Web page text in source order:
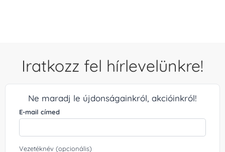
Iratkozz fel hírlevelünkre!
Ne maradj le újdonságainkról, akcióinkról!
E-mail címed
Vezetéknév (opcionális)